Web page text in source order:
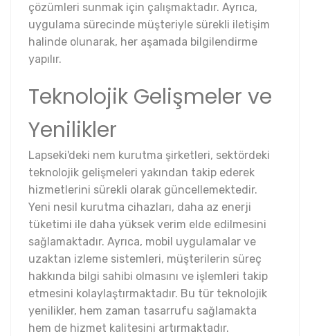
çözümleri sunmak için çalışmaktadır. Ayrıca,
uygulama sürecinde müşteriyle sürekli iletişim
halinde olunarak, her aşamada bilgilendirme
yapılır.
Teknolojik Gelişmeler ve
Yenilikler
Lapseki'deki nem kurutma şirketleri, sektördeki
teknolojik gelişmeleri yakından takip ederek
hizmetlerini sürekli olarak güncellemektedir.
Yeni nesil kurutma cihazları, daha az enerji
tüketimi ile daha yüksek verim elde edilmesini
sağlamaktadır. Ayrıca, mobil uygulamalar ve
uzaktan izleme sistemleri, müşterilerin süreç
hakkında bilgi sahibi olmasını ve işlemleri takip
etmesini kolaylaştırmaktadır. Bu tür teknolojik
yenilikler, hem zaman tasarrufu sağlamakta
hem de hizmet kalitesini artırmaktadır.